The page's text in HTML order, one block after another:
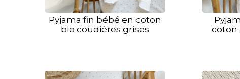
Pyjama fin bébé en coton
bio coudières grises
coton